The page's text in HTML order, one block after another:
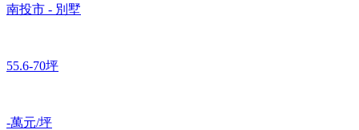
南投市 - 別墅
55.6-70坪
-萬元/坪